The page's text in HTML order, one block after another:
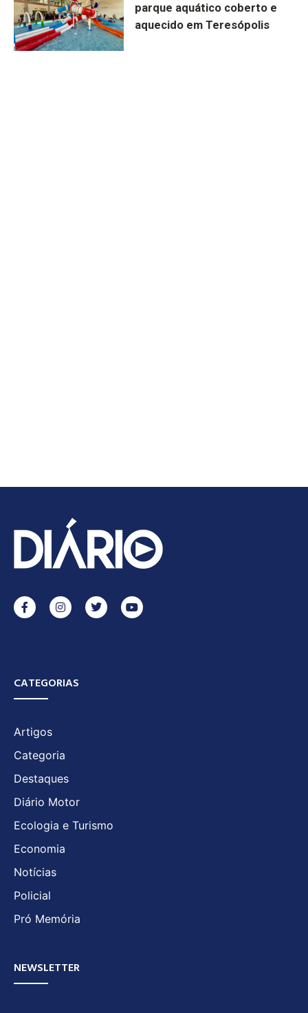
parque aquático coberto e
aquecido em Teresópolis
CATEGORIAS
Artigos
Categoria
Destaques
Diário Motor
Ecologia e Turismo
Economia
Notícias
Policial
Pró Memória
NEWSLETTER